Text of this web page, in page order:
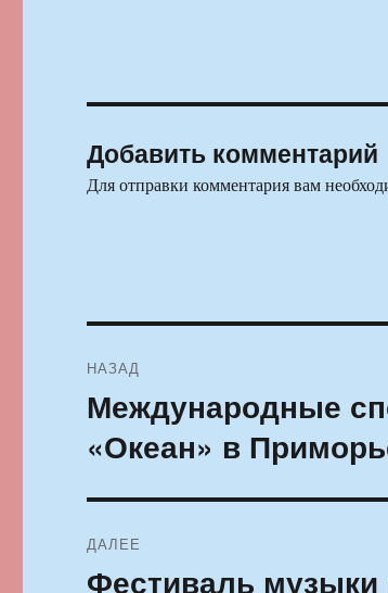
Добавить комментарий
Для отправки комментария вам
по
записям
НАЗАД
Предыдущая
Международные
«Океан» в
ДАЛЕЕ
Следующая
Фестиваль музыки